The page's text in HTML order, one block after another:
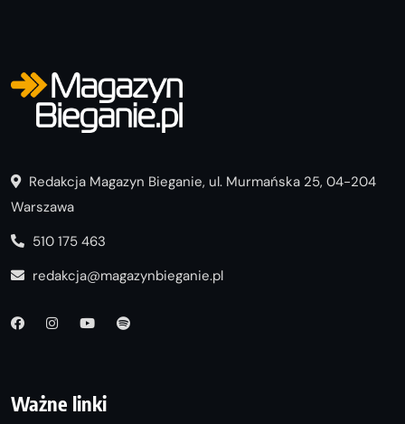
Redakcja Magazyn Bieganie, ul. Murmańska 25, 04-204
Warszawa
510 175 463
redakcja@magazynbieganie.pl
Ważne linki